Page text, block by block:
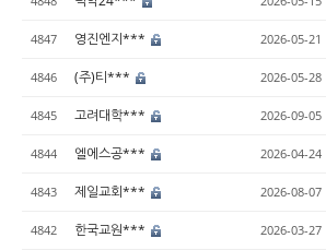
4847 영진엔지*** 2026-05-21
4846 (주)티*** 2026-05-28
4845 고려대학*** 2026-09-05
4844 엘에스공*** 2026-04-24
4843 제일교회*** 2026-08-07
4842 한국교원*** 2026-03-27